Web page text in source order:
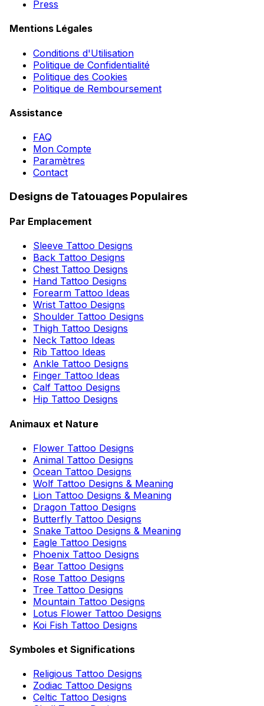
Press
Mentions Légales
Conditions d'Utilisation
Politique de Confidentialité
Politique des Cookies
Politique de Remboursement
Assistance
FAQ
Mon Compte
Paramètres
Contact
Designs de Tatouages Populaires
Par Emplacement
Sleeve Tattoo Designs
Back Tattoo Designs
Chest Tattoo Designs
Hand Tattoo Designs
Forearm Tattoo Ideas
Wrist Tattoo Designs
Shoulder Tattoo Designs
Thigh Tattoo Designs
Neck Tattoo Ideas
Rib Tattoo Ideas
Ankle Tattoo Designs
Finger Tattoo Ideas
Calf Tattoo Designs
Hip Tattoo Designs
Animaux et Nature
Flower Tattoo Designs
Animal Tattoo Designs
Ocean Tattoo Designs
Wolf Tattoo Designs & Meaning
Lion Tattoo Designs & Meaning
Dragon Tattoo Designs
Butterfly Tattoo Designs
Snake Tattoo Designs & Meaning
Eagle Tattoo Designs
Phoenix Tattoo Designs
Bear Tattoo Designs
Rose Tattoo Designs
Tree Tattoo Designs
Mountain Tattoo Designs
Lotus Flower Tattoo Designs
Koi Fish Tattoo Designs
Symboles et Significations
Religious Tattoo Designs
Zodiac Tattoo Designs
Celtic Tattoo Designs